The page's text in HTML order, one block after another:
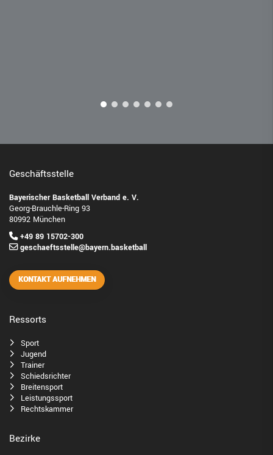
Geschäftsstelle
Bayerischer Basketball Verband e. V.
Georg-Brauchle-Ring 93
80992 München
+49 89 15702-300
geschaeftsstelle@bayern.basketball
KONTAKT AUFNEHMEN
Ressorts
Sport
Jugend
Trainer
Schiedsrichter
Breitensport
Leistungssport
Rechtskammer
Bezirke